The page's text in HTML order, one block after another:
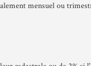
mensuel ou